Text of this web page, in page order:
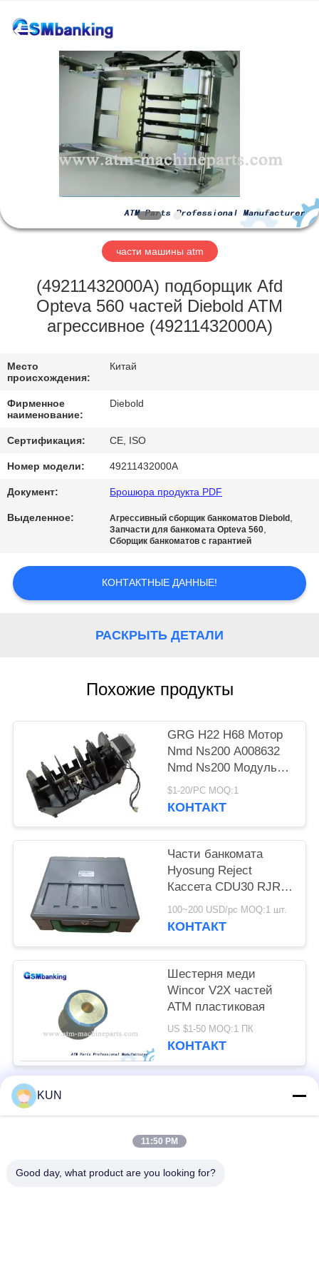
ПРОДУКТЫ
ПУТЕШЕСТВИЕ
ПРОВЕРКА
КАЧЕСТВА
СВЯЖИТЕСЬ
МЫ
НОВОСТИ
СПРОСИТЕ
САЙТА
Trade
Co.,Ltd..
части машины atm
(49211432000A) подборщик Afd
Opteva 560 частей Diebold ATM
агрессивное (49211432000A)
Место
происхождения:
Китай
Фирменное
наименование:
Diebold
Сертификация: CE, ISO
Номер модели: 49211432000A
Документ: Брошюра продукта PDF
Выделенное: Агрессивный сборщик банкоматов Diebold ,
Запчасти для банкомата Opteva 560,
Сборщик банкоматов с гарантией
КОНТАКТНЫЕ ДАННЫЕ!
РАСКРЫТЬ ДЕТАЛИ
Похожие продукты
GRG H22 H68 Мотор
Nmd Ns200 A008632
Nmd Ns200 Модуль
Nmd100 Nmd200
A008632 A021932
$1-20/PC MOQ:1
КОНТАКТ
Части банкомата
Hyosung Reject
Кассета CDU30 RJRT
Банкоматный завод
7430006165
100~200 USD/pc MOQ:1 шт.
КОНТАКТ
Шестерня меди
Wincor V2X частей
ATM пластиковая
US $1-50 MOQ:1 ПК
КОНТАКТ
Популярные категории
KUN
11:50 PM
Good day, what product are you looking for?